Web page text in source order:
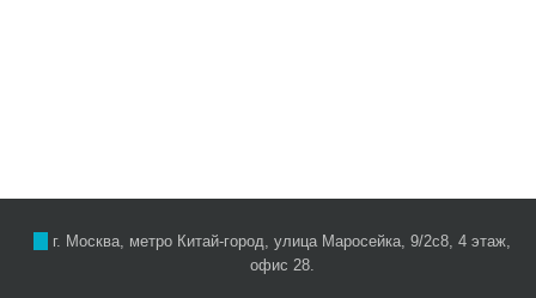
г. Москва, метро Китай-город, улица Маросейка, 9/2с8, 4 этаж,
офис 28.